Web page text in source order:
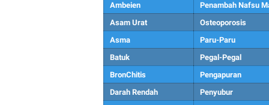
Ambeien
Penambah Nafsu
Asam Urat
Osteoporosis
Asma
Paru-Paru
Batuk
Pegal-Pegal
BronChitis
Pengapuran
Darah Rendah
Penyubur